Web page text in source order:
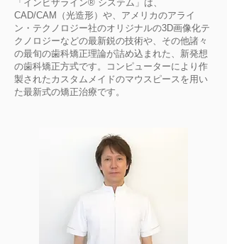
「インビザライン® システム」は、
CAD/CAM（光造形）や、アメリカのアライ
ン・テクノロジー社のオリジナルの3D画像化テ
クノロジーなどの最新鋭の技術や、その他諸々
の最旬の歯科矯正理論が詰め込まれた、新発想
の歯科矯正方式です。コンピューターにより作
製されたカスタムメイドのマウスピースを用い
た最新式の矯正治療です。